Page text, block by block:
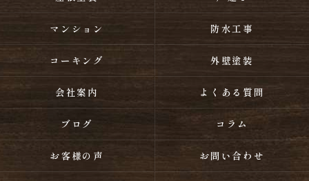
マンション 防水工事
コーキング 外壁塗装
会社案内 よくある質問
ブログ コラム
お客様の声 お問い合わせ